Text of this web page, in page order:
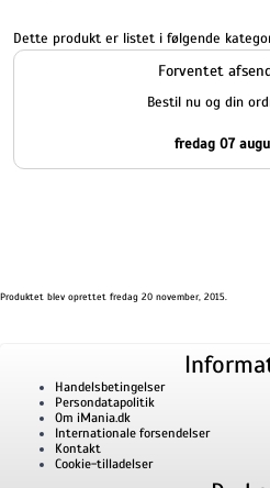
Dette produkt er listet i følgende
Forventet
Bestil nu og din
fredag 07
Produktet blev oprettet fredag 20 november, 2015.
Handelsbetingelser
Persondatapolitik
Om iMania.dk
Internationale forsendelser
Kontakt
Cookie-tilladelser